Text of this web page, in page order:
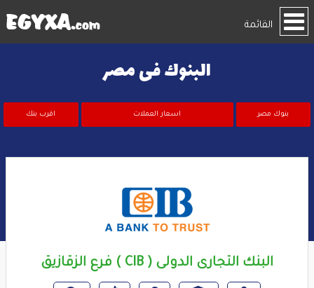
القائمة
البنوك فى مصر
بنوك مصر اسعار العملات اقرب بنك
البنك التجارى الدولى ( CIB ) فرع الزقازيق